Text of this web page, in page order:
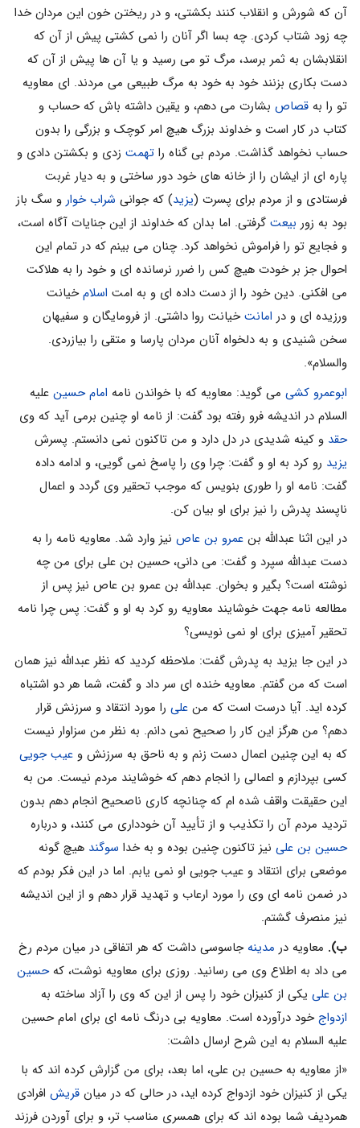
آن که شورش و انقلاب کنند بکشتى، و در ریختن خون این مردان خدا
چه زود شتاب کردى. چه بسا اگر آنان را نمى کشتى پیش از آن که
انقلابشان به ثمر برسد، مرگ تو مى رسید و یا آن ها پیش از آن که
دست بکارى بزنند خود به خود به مرگ طبیعى مى مردند. اى معاویه
تو را به قصاص بشارت مى دهم، و یقین داشته باش که حساب و
کتاب در کار است و خداوند بزرگ هیچ امر کوچک و بزرگى را بدون
حساب نخواهد گذاشت. مردم بى گناه را تهمت زدى و بکشتن دادى و
پاره اى از ایشان را از خانه هاى خود دور ساختى و به دیار غربت
فرستادى و از مردم براى پسرت (یزید) که جوانى شراب خوار و سگ باز
بود به زور بیعت گرفتى. اما بدان که خداوند از این جنایات آگاه است،
و فجایع تو را فراموش نخواهد کرد. چنان مى بینم که در تمام این
احوال جز بر خودت هیچ کس را ضرر نرسانده اى و خود را به هلاکت
مى افکنى. دین خود را از دست داده اى و به امت اسلامخیانت
ورزیده اى و در امانتخیانت روا داشتى. از فرومایگان و سفیهان
سخن شنیدى و به دلخواه آنان مردان پارسا و متقى را بیازردى.
والسلام».
ابوعمرو کشی مى گوید: معاویه که با خواندن نامه امام حسین علیه
السلام در اندیشه فرو رفته بود گفت: از نامه او چنین برمى آید که وى
حقد و کینه شدیدى در دل دارد و من تاکنون نمى دانستم. پسرش
یزید رو کرد به او و گفت: چرا وى را پاسخ نمى گویى، و ادامه داده
گفت: نامه او را طورى بنویس که موجب تحقیر وى گردد و اعمال
ناپسند پدرش را نیز براى او بیان کن.
در این اثنا عبدالله بن عمرو بن عاص نیز وارد شد. معاویه نامه را به
دست عبدالله سپرد و گفت: مى دانى، حسین بن على براى من چه
نوشته است؟ بگیر و بخوان. عبدالله بن عمرو بن عاص نیز پس از
مطالعه نامه جهت خوشایند معاویه رو کرد به او و گفت: پس چرا نامه
تحقیر آمیزى براى او نمى نویسى؟
در این جا یزید به پدرش گفت: ملاحظه کردید که نظر عبدالله نیز همان
است که من گفتم. معاویه خنده اى سر داد و گفت، شما هر دو اشتباه
کرده اید. آیا درست است که من على را مورد انتقاد و سرزنش قرار
دهم؟ من هرگز این کار را صحیح نمى دانم. به نظر من سزاوار نیست
که به این چنین اعمال دست زنم و به ناحق به سرزنش و عیب جویى
کسى بپردازم و اعمالى را انجام دهم که خوشایند مردم نیست. من به
این حقیقت واقف شده ام که چنانچه کارى ناصحیح انجام دهم بدون
تردید مردم آن را تکذیب و از تأیید آن خوددارى مى کنند، و درباره
حسین بن على نیز تاکنون چنین بوده و به خدا سوگند هیچ گونه
موضعى براى انتقاد و عیب جویى او نمى یابم. اما در این فکر بودم که
در ضمن نامه اى وى را مورد ارعاب و تهدید قرار دهم و از این اندیشه
نیز منصرف گشتم.
ب). معاویه در مدینهجاسوسى داشت که هر اتفاقى در میان مردم رخ
مى داد به اطلاع وى مى رسانید. روزى براى معاویه نوشت، کهحسین
بن على یکى از کنیزان خود را پس از این که وى را آزاد ساخته به
ازدواجخود درآورده است. معاویه بى درنگ نامه اى براى امام حسین
علیه السلام به این شرح ارسال داشت:
«از معاویه به حسین بن على، اما بعد، براى من گزارش کرده اند که با
یکى از کنیزان خود ازدواج کرده اید، در حالى که در میان قریش افرادى
همردیف شما بوده اند که براى همسرى مناسب تر، و براى آوردن فرزند